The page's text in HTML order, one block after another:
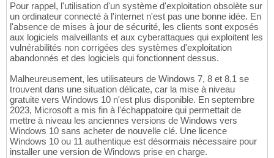
Pour rappel, l'utilisation d'un système d'exploitation obsolète sur
un ordinateur connecté à l'internet n'est pas une bonne idée. En
l'absence de mises à jour de sécurité, les clients sont exposés
aux logiciels malveillants et aux cyberattaques qui exploitent les
vulnérabilités non corrigées des systèmes d'exploitation
abandonnés et des logiciels qui fonctionnent dessus.
Malheureusement, les utilisateurs de Windows 7, 8 et 8.1 se
trouvent dans une situation délicate, car la mise à niveau
gratuite vers Windows 10 n'est plus disponible. En septembre
2023, Microsoft a mis fin à l'échappatoire qui permettait de
mettre à niveau les anciennes versions de Windows vers
Windows 10 sans acheter de nouvelle clé. Une licence
Windows 10 ou 11 authentique est désormais nécessaire pour
installer une version de Windows prise en charge.